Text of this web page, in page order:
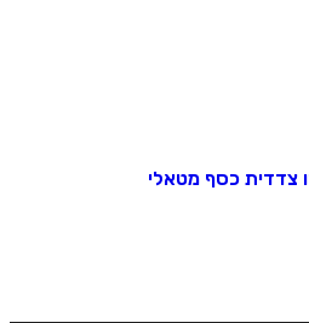
צדדית כסף מטאלי